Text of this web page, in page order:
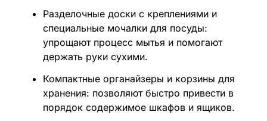
Разделочные доски с креплениями и
специальные мочалки для посуды:
упрощают процесс мытья и помогают
держать руки сухими.
Компактные органайзеры и корзины для
хранения: позволяют быстро привести в
порядок содержимое шкафов и ящиков.